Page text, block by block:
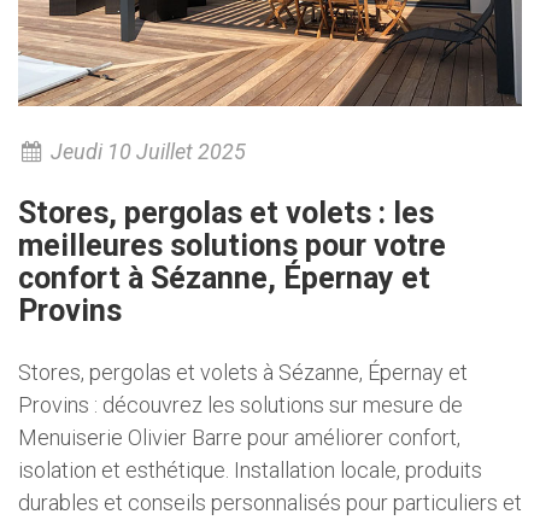
Jeudi 10 Juillet 2025
Stores, pergolas et volets : les
meilleures solutions pour votre
confort à Sézanne, Épernay et
Provins
Stores, pergolas et volets à Sézanne, Épernay et
Provins : découvrez les solutions sur mesure de
Menuiserie Olivier Barre pour améliorer confort,
isolation et esthétique. Installation locale, produits
durables et conseils personnalisés pour particuliers et